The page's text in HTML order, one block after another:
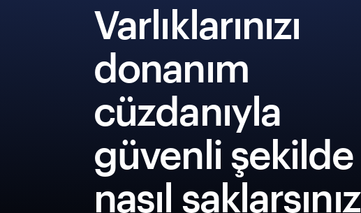
Varlıklarınızı
donanım
cüzdanıyla
güvenli şekilde
nasıl saklarsınız